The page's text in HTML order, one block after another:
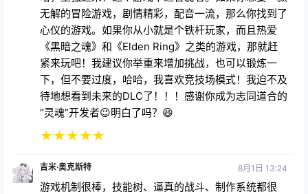
无解的冒险游戏，剧情精彩，配音一流，那么你找到了
心仪的游戏。如果你从小就是个铁杆玩家，而且热爱
《黑暗之魂》和《Elden Ring》之类的游戏，那就赶
紧来玩吧！我建议你举重来增加挑战，也可以锻炼一
下，但不要过度，哈哈，我喜欢竞技场模式！我迫不及
待地想看到未来的DLC了！！！感谢你成为志同道合的
“灵魂”开发者😉明白了吗？😆
★★★★★
吉米·奥克斯特 8月1日 13:24
游戏机制很棒，技能树、逼真的战斗、制作系统都很